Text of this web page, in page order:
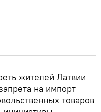
жителей Латвии
на импорт
товаров